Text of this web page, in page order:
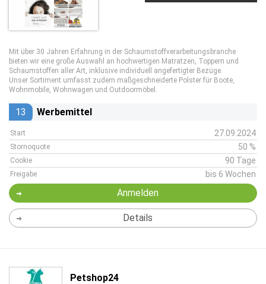
Mit über 30 Jahren Erfahrung in der Schaumstoffverarbeitungsbranche
bieten wir eine große Auswahl an hochwertigen Matratzen, Toppern und
Schaumstoffen aller Art, inklusive individuell angefertigter Bezüge.
Unser Sortiment umfasst zudem maßgeschneiderte Polster für Boote,
Wohnmobile, Wohnwagen und Outdoormöbel.
13 Werbemittel
Start 27.09.2024
Stornoquote 50 %
Cookie 90 Tage
Freigabe bis 6 Wochen
Anmelden
Details
Petshop24